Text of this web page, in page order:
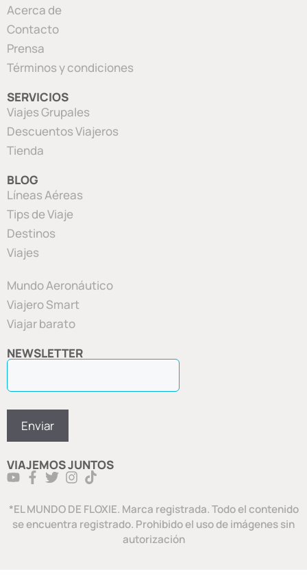
Acerca de
Contacto
Prensa
Términos y condiciones
SERVICIOS
Viajes Grupales
Descuentos Viajeros
Tienda
BLOG
Líneas Aéreas
Tips de Viaje
Destinos
Viajes
Mundo Aeronáutico
Viajero Smart
Viajar barato
NEWSLETTER
VIAJEMOS JUNTOS
*EL MUNDO DE FLOXIE. Marca registrada. Todo el contenido
se encuentra registrado. Prohibido el uso de imágenes sin
autorización